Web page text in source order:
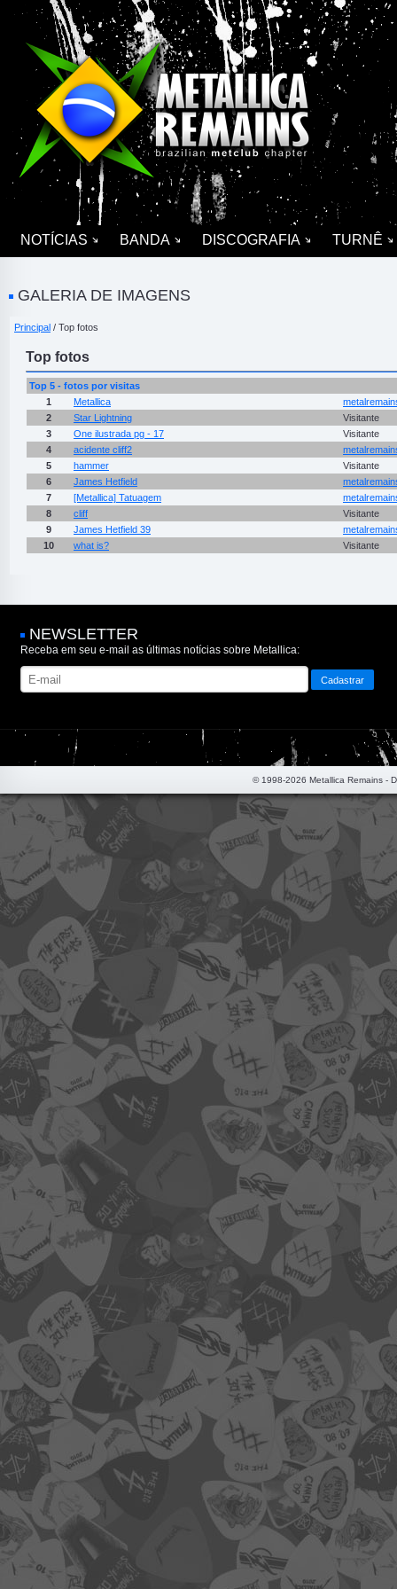
NOTÍCIAS BANDA DISCOGRAFIA TURNÊ
GALERIA DE IMAGENS
Principal / Top fotos
Top fotos
Top 5 - fotos por visitas
1
Metallica
2
Star Lightning
Visitante
3
One ilustrada pg - 17
Visitante
4
acidente cliff2
5
hammer
Visitante
6
James Hetfield
7
[Metallica] Tatuagem
8
cliff
Visitante
9
James Hetfield 39
10
what is? Visitante
NEWSLETTER
Receba em seu e-mail as últimas notícias sobre Metallica:
© 1998-2026 Metallica Remains -